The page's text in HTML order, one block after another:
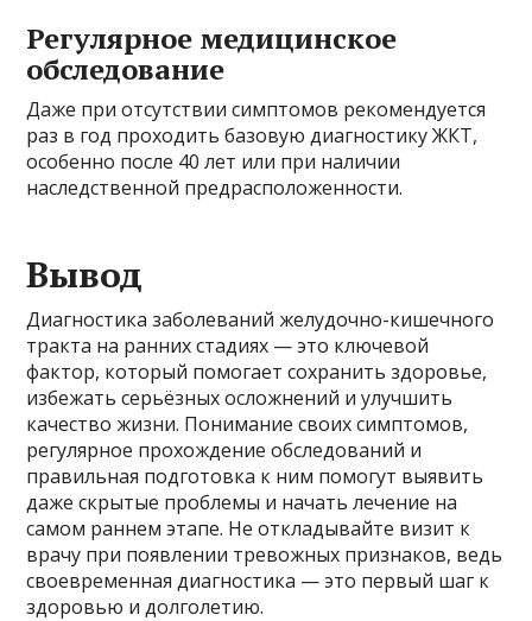
Регулярное медицинское
обследование
Даже при отсутствии симптомов рекомендуется
раз в год проходить базовую диагностику ЖКТ,
особенно после 40 лет или при наличии
наследственной предрасположенности.
Вывод
Диагностика заболеваний желудочно-кишечного
тракта на ранних стадиях — это ключевой
фактор, который помогает сохранить здоровье,
избежать серьёзных осложнений и улучшить
качество жизни. Понимание своих симптомов,
регулярное прохождение обследований и
правильная подготовка к ним помогут выявить
даже скрытые проблемы и начать лечение на
самом раннем этапе. Не откладывайте визит к
врачу при появлении тревожных признаков, ведь
своевременная диагностика — это первый шаг к
здоровью и долголетию.